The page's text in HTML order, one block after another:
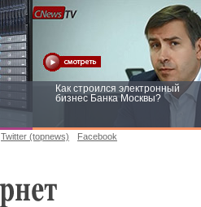
Как строился электронный
бизнес Банка Москвы?
Twitter (topnews) Facebook